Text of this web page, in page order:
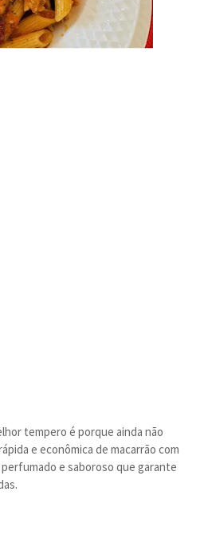
tempero é porque ainda não
e econômica de macarrão com
e saboroso que garante